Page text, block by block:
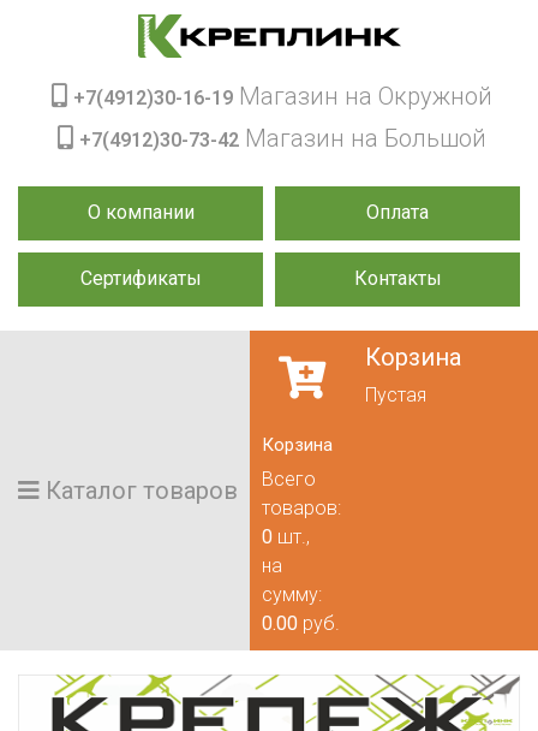
О компании Оплата
Сертификаты Контакты
+7(4912)30-16-19 Магазин на Окружной
+7(4912)30-73-42 Магазин на Большой
Каталог товаров
Корзина
Пустая
Корзина
Всего
товаров:
0 шт.,
на
сумму:
0.00 руб.